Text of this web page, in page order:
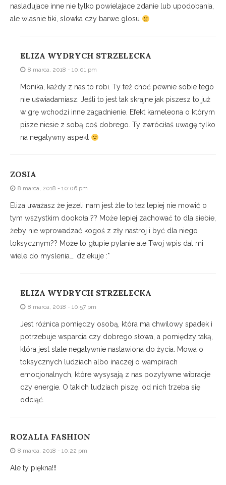
nasladujace inne nie tylko powielajace zdanie lub upodobania,
ale wlasnie tiki, slowka czy barwe glosu
ELIZA WYDRYCH STRZELECKA
8 marca, 2018 - 10:01 pm
Monika, każdy z nas to robi. Ty też choć pewnie sobie tego
nie uświadamiasz. Jeśli to jest tak skrajne jak piszesz to już
w grę wchodzi inne zagadnienie. Efekt kameleona o którym
pisze niesie z sobą coś dobrego. Ty zwróciłaś uwagę tylko
na negatywny aspekt
ZOSIA
8 marca, 2018 - 10:06 pm
Eliza uważasz że jezeli nam jest żle to też lepiej nie mowić o
tym wszystkim dookoła ?? Może lepiej zachować to dla siebie,
żeby nie wprowadzać kogoś z zły nastroj i być dla niego
toksycznym?? Może to głupie pytanie ale Twoj wpis dal mi
wiele do myslenia…. dziekuje :*
ELIZA WYDRYCH STRZELECKA
8 marca, 2018 - 10:57 pm
Jest różnica pomiędzy osobą, która ma chwilowy spadek i
potrzebuje wsparcia czy dobrego słowa, a pomiędzy taką,
która jest stale negatywnie nastawiona do życia. Mowa o
toksycznych ludziach albo inaczej o wampirach
emocjonalnych, które wysysają z nas pozytywne wibracje
czy energie. O takich ludziach piszę, od nich trzeba się
odciąć.
ROZALIA FASHION
8 marca, 2018 - 10:22 pm
Ale ty piękna!!!